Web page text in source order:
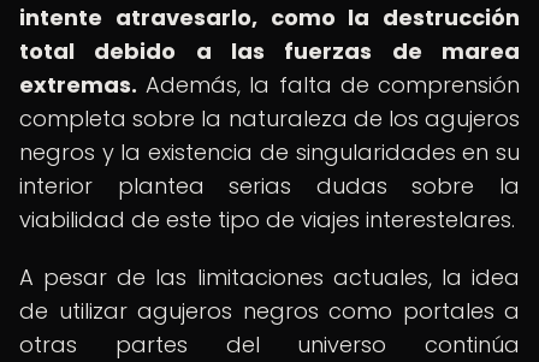
intente atravesarlo, como la destrucción
total debido a las fuerzas de marea
extremas. Además, la falta de comprensión
completa sobre la naturaleza de los agujeros
negros y la existencia de singularidades en su
interior plantea serias dudas sobre la
viabilidad de este tipo de viajes interestelares.
A pesar de las limitaciones actuales, la idea
de utilizar agujeros negros como portales a
otras partes del universo continúa